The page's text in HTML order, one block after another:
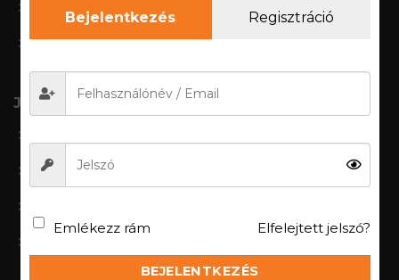
Kezelési útmutató
Ajándékutalvány
Jogi információk
Adatkezelési szabályzat
Bejelentkezés Regisztráció
Emlékezz rám Elfelejtett jelszó?
BEJELENTKEZÉS